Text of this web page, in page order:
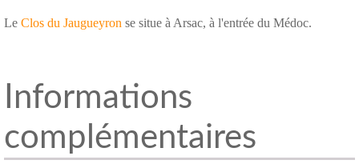
Le Clos du Jaugueyron se situe à Arsac, à l'entrée du Médoc.
Informations
complémentaires